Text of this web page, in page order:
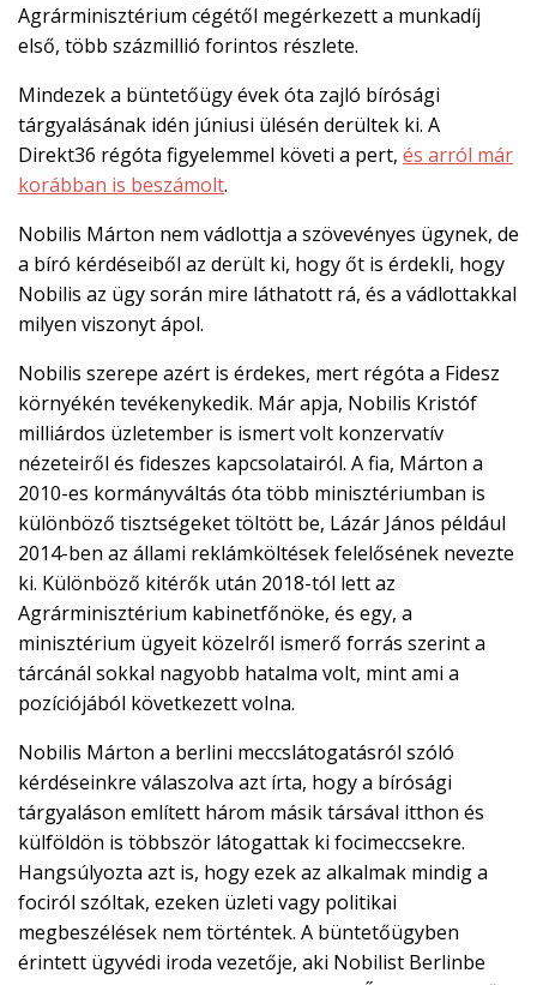
Agrárminisztérium cégétől megérkezett a munkadíj
első, több százmillió forintos részlete.
Mindezek a büntetőügy évek óta zajló bírósági
tárgyalásának idén júniusi ülésén derültek ki. A
Direkt36 régóta figyelemmel követi a pert, és arról már
korábban is beszámolt.
Nobilis Márton nem vádlottja a szövevényes ügynek, de
a bíró kérdéseiből az derült ki, hogy őt is érdekli, hogy
Nobilis az ügy során mire láthatott rá, és a vádlottakkal
milyen viszonyt ápol.
Nobilis szerepe azért is érdekes, mert régóta a Fidesz
környékén tevékenykedik. Már apja, Nobilis Kristóf
milliárdos üzletember is ismert volt konzervatív
nézeteiről és fideszes kapcsolatairól. A fia, Márton a
2010-es kormányváltás óta több minisztériumban is
különböző tisztségeket töltött be, Lázár János például
2014-ben az állami reklámköltések felelősének nevezte
ki. Különböző kitérők után 2018-tól lett az
Agrárminisztérium kabinetfőnöke, és egy, a
minisztérium ügyeit közelről ismerő forrás szerint a
tárcánál sokkal nagyobb hatalma volt, mint ami a
pozíciójából következett volna.
Nobilis Márton a berlini meccslátogatásról szóló
kérdéseinkre válaszolva azt írta, hogy a bírósági
tárgyaláson említett három másik társával itthon és
külföldön is többször látogattak ki focimeccsekre.
Hangsúlyozta azt is, hogy ezek az alkalmak mindig a
fociról szóltak, ezeken üzleti vagy politikai
megbeszélések nem történtek. A büntetőügyben
érintett ügyvédi iroda vezetője, aki Nobilist Berlinbe